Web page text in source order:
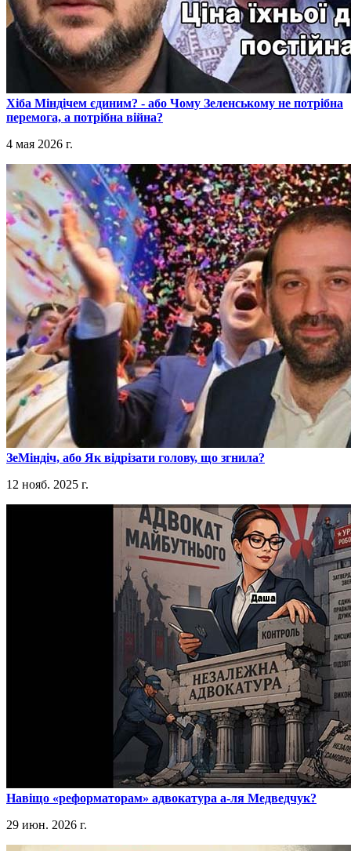
​Хіба Міндічем єдиним? - або Чому Зеленському не потрібна
перемога, а потрібна війна?
4 мая 2026 г.
​ЗеМіндіч, або Як відрізати голову, що згнила?
12 нояб. 2025 г.
​Навіщо «реформаторам» адвокатура а-ля Медведчук?
29 июн. 2026 г.